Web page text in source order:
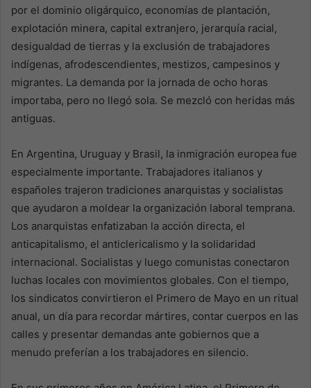
por el dominio oligárquico, economías de plantación,
explotación minera, capital extranjero, jerarquía racial,
desigualdad de tierras y la exclusión de trabajadores
indígenas, afrodescendientes, mestizos, campesinos y
migrantes. La demanda por la jornada de ocho horas
importaba, pero no llegó sola. Se mezcló con heridas más
antiguas.
En Argentina, Uruguay y Brasil, la inmigración europea fue
especialmente importante. Trabajadores italianos y
españoles trajeron tradiciones anarquistas y socialistas
que ayudaron a moldear la organización laboral temprana.
Los anarquistas enfatizaban la acción directa, el
anticapitalismo, el anticlericalismo y la solidaridad
internacional. Socialistas y luego comunistas conectaron
luchas locales con movimientos globales. Con el tiempo,
los sindicatos convirtieron el Primero de Mayo en un ritual
anual, un día para recordar mártires, contar cuerpos en las
calles y presentar demandas ante gobiernos que a
menudo preferían a los trabajadores en silencio.